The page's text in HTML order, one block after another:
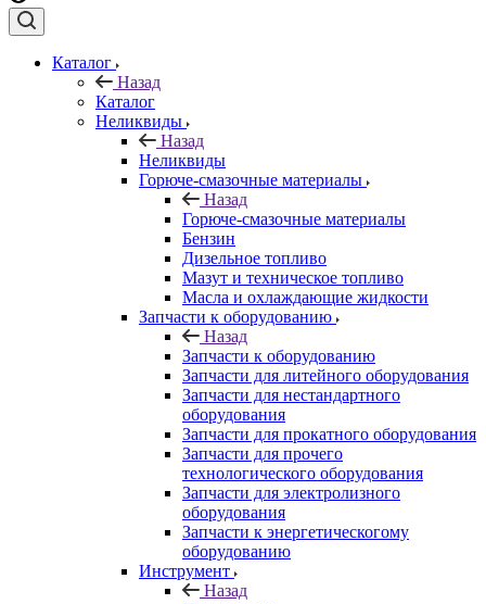
Каталог
Назад
Каталог
Неликвиды
Назад
Неликвиды
Горюче-смазочные материалы
Назад
Горюче-смазочные материалы
Бензин
Дизельное топливо
Мазут и техническое топливо
Масла и охлаждающие жидкости
Запчасти к оборудованию
Назад
Запчасти к оборудованию
Запчасти для литейного оборудования
Запчасти для нестандартного
оборудования
Запчасти для прокатного оборудования
Запчасти для прочего
технологического оборудования
Запчасти для электролизного
оборудования
Запчасти к энергетическогому
оборудованию
Инструмент
Назад